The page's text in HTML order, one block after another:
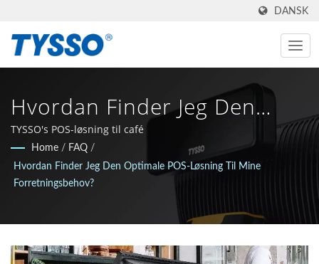
DANSK
Hvordan Finder Jeg Den
Optimale POS-Løsning Til
Mine Forretningsbehov? |
One-Stop-Shop Til POS &
Auto-ID-Løsninger |
FAMETECH INC
TYSSO's POS-løsning til café
Home / FAQ /
Hvordan Finder Jeg Den Optimale POS-Løsning Til Mine
Forretningsbehov?